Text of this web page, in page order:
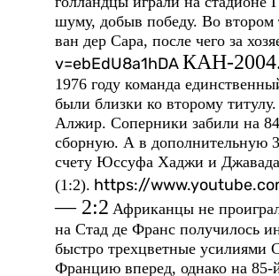
шуму, добыв победу. Во втором
ван дер Сара, после чего за
v=ebEdU8a1hDAКАН-
1976 году команда
были близки ко второму
Алжир. Соперники забили на
сборную. А в дополнительную
счету Юссуфа Хаджи и
(1:2). https://
— 2:2 Африканцы не
на Стад де Франс получилось
быстро трехцветные усилиями
Францию вперед, однако на